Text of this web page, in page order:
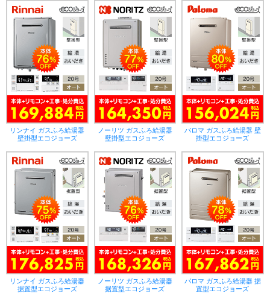
リンナイ ガスふろ給湯器
壁掛型エコジョーズ
ノーリツ ガスふろ給湯器
壁掛型エコジョーズ
パロマ ガスふろ給湯器 壁
掛型エコジョーズ
リンナイ ガスふろ給湯器
据置型エコジョーズ
ノーリツ ガスふろ給湯器
据置型エコジョーズ
パロマ ガスふろ給湯器 据
置型エコジョーズ